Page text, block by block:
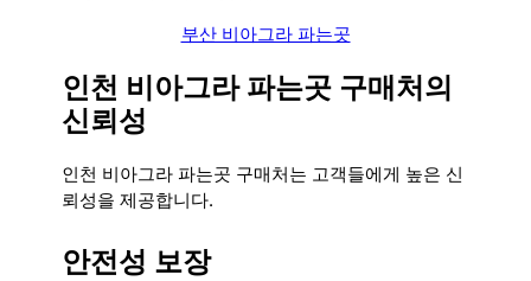
부산 비아그라 파는곳
인천 비아그라 파는곳 구매처의
신뢰성
인천 비아그라 파는곳 구매처는 고객들에게 높은 신
뢰성을 제공합니다.
안전성 보장